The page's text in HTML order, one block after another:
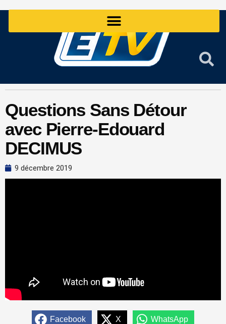
Questions Sans Détour
avec Pierre-Edouard
DECIMUS
9 décembre 2019
Facebook X WhatsApp